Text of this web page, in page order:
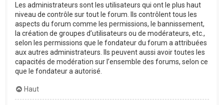
Les administrateurs sont les utilisateurs qui ont le plus haut
niveau de contrôle sur tout le forum. Ils contrôlent tous les
aspects du forum comme les permissions, le bannissement,
la création de groupes d’utilisateurs ou de modérateurs, etc.,
selon les permissions que le fondateur du forum a attribuées
aux autres administrateurs. Ils peuvent aussi avoir toutes les
capacités de modération sur l’ensemble des forums, selon ce
que le fondateur a autorisé.
Haut